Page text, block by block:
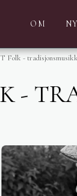
OM
Folk -
-